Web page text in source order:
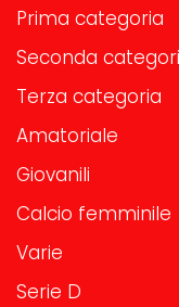
Prima categoria
Seconda
Terza categoria
Amatoriale
Giovanili
Calcio femminile
Varie
Serie D